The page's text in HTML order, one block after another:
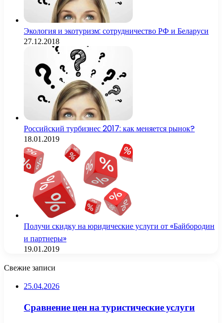
Экология и экотуризм: сотрудничество РФ и Беларуси
27.12.2018
Российский турбизнес 2017: как меняется рынок?
18.01.2019
Получи скидку на юридические услуги от «Байбородин
и партнеры»
19.01.2019
Свежие записи
25.04.2026
Сравнение цен на туристические услуги